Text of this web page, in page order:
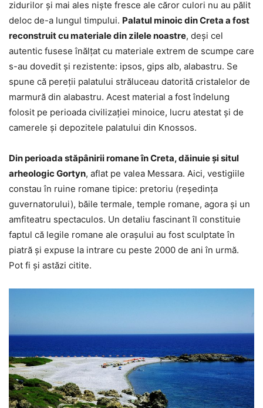
zidurilor și mai ales niște fresce ale căror culori nu au pălit
deloc de-a lungul timpului. Palatul minoic din Creta a fost
reconstruit cu materiale din zilele noastre, deși cel
autentic fusese înălțat cu materiale extrem de scumpe care
s-au dovedit și rezistente: ipsos, gips alb, alabastru. Se
spune că pereții palatului străluceau datorită cristalelor de
marmură din alabastru. Acest material a fost îndelung
folosit pe perioada civilizației minoice, lucru atestat și de
camerele și depozitele palatului din Knossos.
Din perioada stăpânirii romane în Creta, dăinuie și situl
arheologic Gortyn, aflat pe valea Messara. Aici, vestigiile
constau în ruine romane tipice: pretoriu (reședința
guvernatorului), băile termale, temple romane, agora și un
amfiteatru spectaculos. Un detaliu fascinant îl constituie
faptul că legile romane ale orașului au fost sculptate în
piatră și expuse la intrare cu peste 2000 de ani în urmă.
Pot fi și astăzi citite.